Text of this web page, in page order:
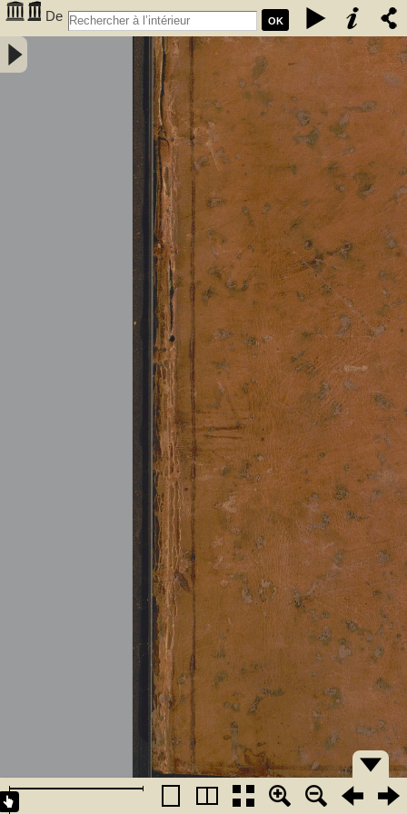
OK
De
l'électricité des végétaux : ouvrage dans lequel on traite de
l'électricité de l'atmosphere sur les plantes, de ses effets sur
l'économie des végétaux, de leurs vertus médico & nutritivo-
électriques, & principalement des moyens de pratique de l'appliquer
utilement à l'agriculture, avec l'invention d'un électro-végétometre .
Avec figures en taille-douce. Par M. l'Abbé Bertholon, de S. Lazare,
professeur de physique expérimentale des états généraux de la
province de Languedoc ... - Bertholon, Pierre Nicolas (abbé ; 1742-